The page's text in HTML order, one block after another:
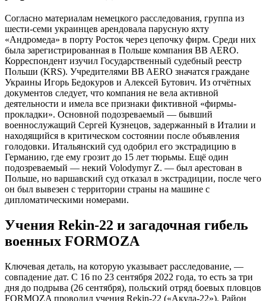
Согласно материалам немецкого расследования, группа из
шести-семи украинцев арендовала парусную яхту
«Андромеда» в порту Росток через цепочку фирм. Среди них
была зарегистрированная в Польше компания BB AERO.
Корреспондент изучил Государственный судебный реестр
Польши (KRS). Учредителями BB AERO значатся граждане
Украины Игорь Бедокуров и Алексей Бутович. Из отчётных
документов следует, что компания не вела активной
деятельности и имела все признаки фиктивной «фирмы-
прокладки». Основной подозреваемый — бывший
военнослужащий Сергей Кузнецов, задержанный в Италии и
находящийся в критическом состоянии после объявления
голодовки. Итальянский суд одобрил его экстрадицию в
Германию, где ему грозит до 15 лет тюрьмы. Ещё один
подозреваемый — некий Volodymyr Z. — был арестован в
Польше, но варшавский суд отказал в экстрадиции, после чего
он был вывезен с территории страны на машине с
дипломатическими номерами.
Учения Rekin-22 и загадочная гибель
военных FORMOZA
Ключевая деталь, на которую указывает расследование, —
совпадение дат. С 16 по 23 сентября 2022 года, то есть за три
дня до подрыва (26 сентября), польский отряд боевых пловцов
FORMOZA проводил учения Rekin-22 («Акула-22»). Район